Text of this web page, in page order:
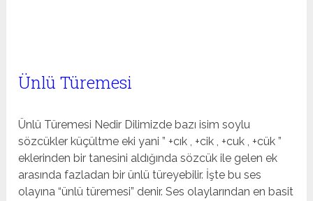
Ünlü Türemesi
Ünlü Türemesi Nedir Dilimizde bazı isim soylu
sözcükler küçültme eki yani ” +cık , +cik , +cuk , +cük ”
eklerinden bir tanesini aldığında sözcük ile gelen ek
arasında fazladan bir ünlü türeyebilir. İşte bu ses
olayına “ünlü türemesi” denir. Ses olaylarından en basit